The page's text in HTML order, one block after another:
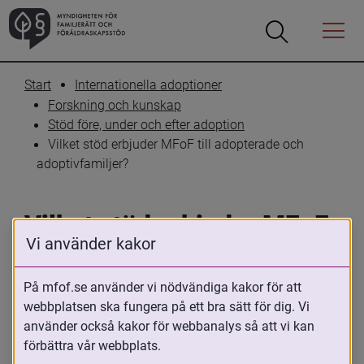
Öppna
Öppna
Menyn
Start
Internationella adoptioner
Forskning och kunskap
Stöd före, under och efter adoption
Vilket stöd erbjuder MFoF till adopterade och
adoptivfamiljer?
Vilket stöd erbjuder MFoF
till adopterade och
adoptivfamiljer?
Skriv ut Dela
Vi använder kakor
På mfof.se använder vi nödvändiga kakor för att
webbplatsen ska fungera på ett bra sätt för dig. Vi
använder också kakor för webbanalys så att vi kan
förbättra vår webbplats.